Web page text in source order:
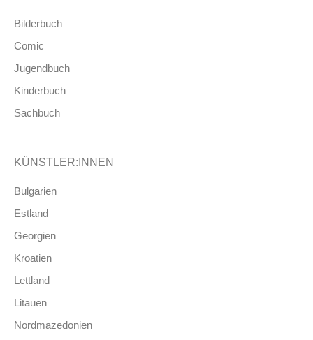
Bilderbuch
Comic
Jugendbuch
Kinderbuch
Sachbuch
KÜNSTLER:INNEN
Bulgarien
Estland
Georgien
Kroatien
Lettland
Litauen
Nordmazedonien